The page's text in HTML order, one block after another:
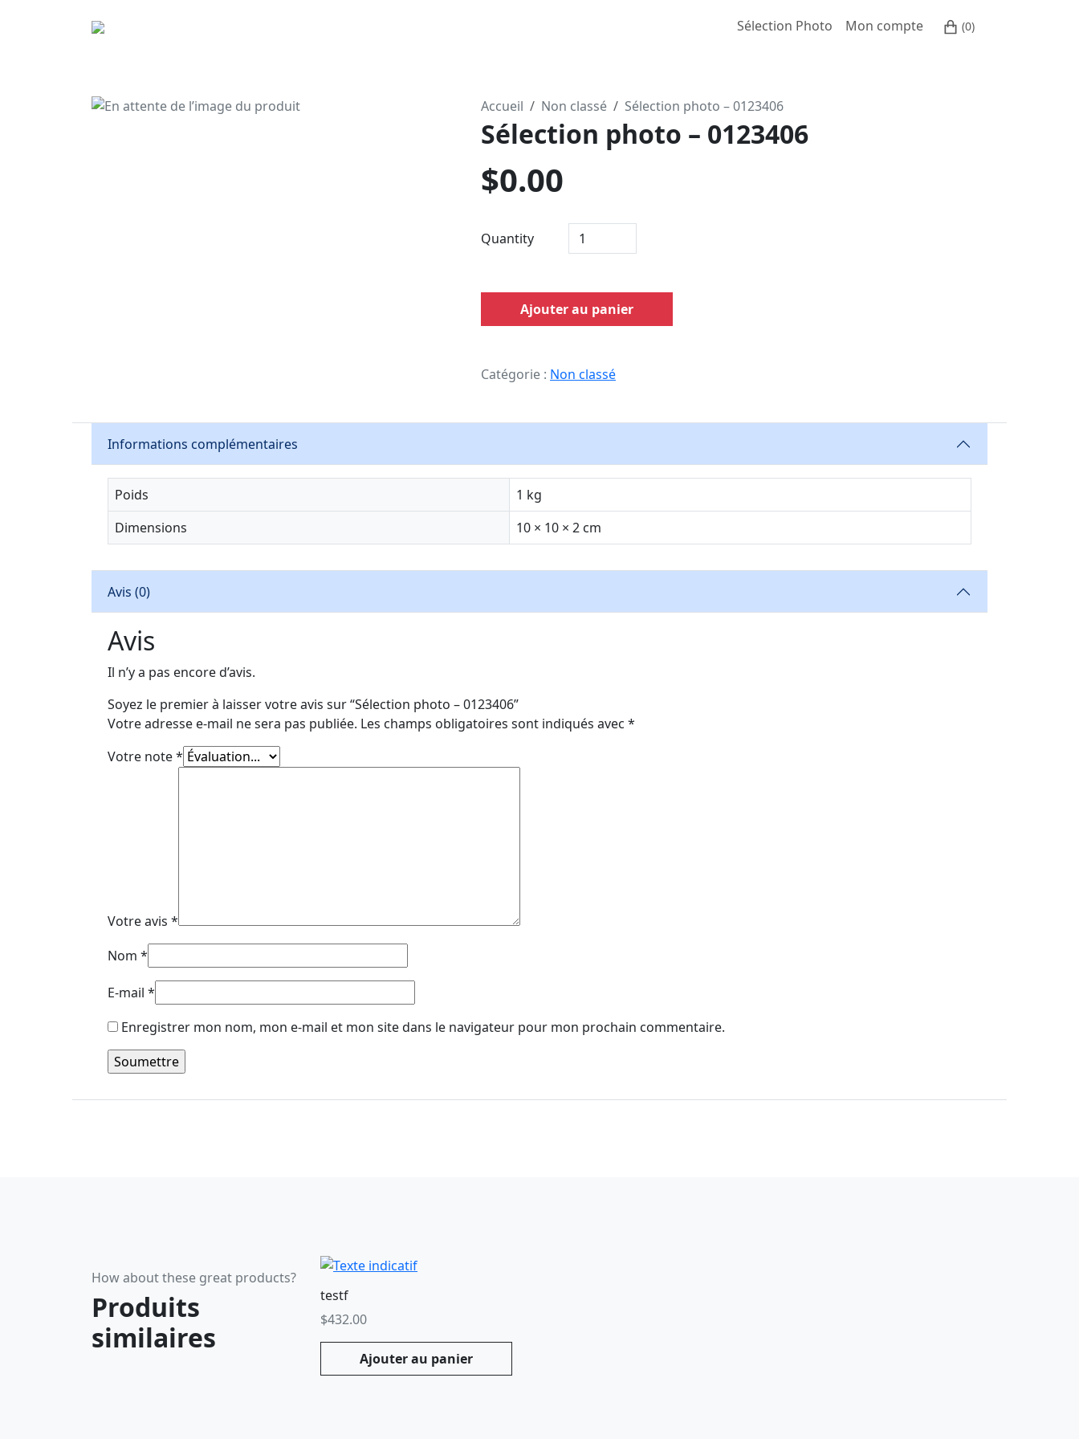
(0)
Sélection Photo Mon compte
Accueil Non classé Sélection photo – 0123406
Sélection photo – 0123406
$0.00
Quantity
Ajouter au panier
Catégorie : Non classé
Informations complémentaires
Poids
1 kg
Dimensions
10 × 10 × 2 cm
Avis (0)
Avis
Il n’y a pas encore d’avis.
Soyez le premier à laisser votre avis sur “Sélection photo – 0123406”
Votre adresse e-mail ne sera pas publiée. Les champs obligatoires sont indiqués avec *
Votre note*
Votre avis *
Nom *
E-mail *
Enregistrer mon nom, mon e-mail et mon site dans le navigateur pour mon prochain commentaire.
How about these great products?
Produits
similaires
testf
$432.00
Ajouter au panier